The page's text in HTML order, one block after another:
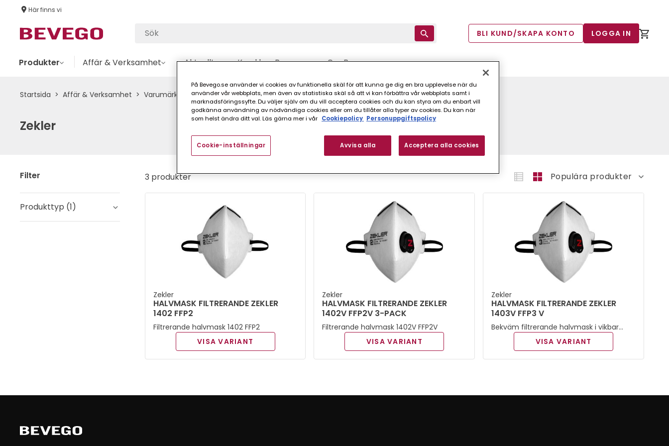
Här finns vi
BLI KUND/SKAPA KONTO LOGGA IN
Produkter Affär & Verksamhet Aktuellt Kund hos Bevego Om Bevego
Startsida Affär & Verksamhet Varumärken Varumärkeslista Zekler
Zekler
Filter
Produkttyp (1)
3 produkter
Zekler
HALVMASK FILTRERANDE ZEKLER
1402 FFP2
Filtrerande halvmask 1402 FFP2
VISA VARIANT
Zekler
HALVMASK FILTRERANDE ZEKLER
1402V FFP2V 3-PACK
Filtrerande halvmask 1402V FFP2V
VISA VARIANT
Zekler
HALVMASK FILTRERANDE ZEKLER
1403V FFP3 V
Bekväm filtrerande halvmask i vikbar
design. Mycket effektivt filtermaterial
som samtidigt ger mycket lågt
VISA VARIANT
På Bevego.se använder vi cookies av funktionella skäl för att kunna ge dig en bra upplevelse när du
använder vår webbplats, men även av statistiska skäl så att vi kan förbättra vår webbplats samt i
marknadsföringssyfte. Du väljer själv om du vill acceptera cookies och du kan styra om du enbart vill
godkänna användning av nödvändiga cookies eller om du tillåter alla typer av cookies. Du kan när
som helst ändra ditt val. Läs gärna mer i vår Cookiepolicy Personuppgiftspolicy
Avvisa alla Acceptera alla cookies
Cookie-inställningar